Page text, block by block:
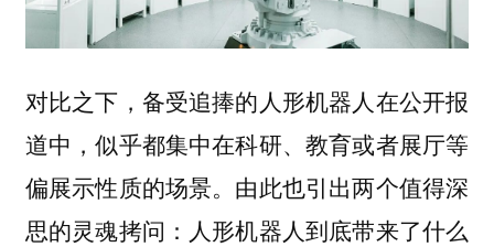
对比之下，备受追捧的人形机器人在公开报
道中，似乎都集中在科研、教育或者展厅等
偏展示性质的场景。由此也引出两个值得深
思的灵魂拷问：人形机器人到底带来了什么